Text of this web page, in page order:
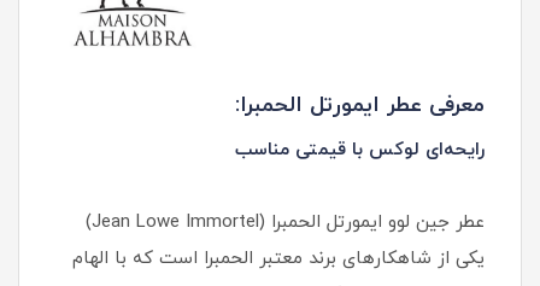
معرفی عطر ایمورتل الحمبرا:
رایحه‌ای لوکس با قیمتی مناسب
عطر جین لوو ایمورتل الحمبرا (Jean Lowe Immortel)
یکی از شاهکارهای برند معتبر الحمبرا است که با الهام